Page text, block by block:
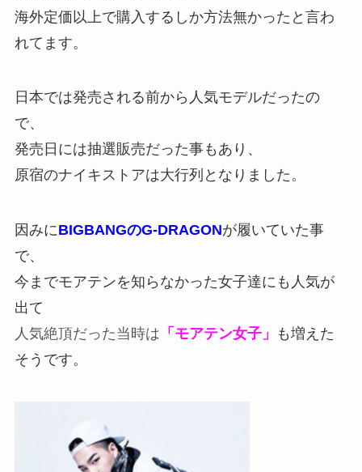
海外定価以上で購入するしか方法無かったと言わ
れてます。
日本では発売される前から人気モデルだったの
で、
発売日には抽選販売だった事もあり、
原宿のナイキストアは大行列となりました。
因みにBIGBANGのG-DRAGONが履いていた事
で、
今までモアテンを知らなかった女子達にも人気が
出て
人気絶頂だった当時は 「モアテン女子」
も増えた
そうです。